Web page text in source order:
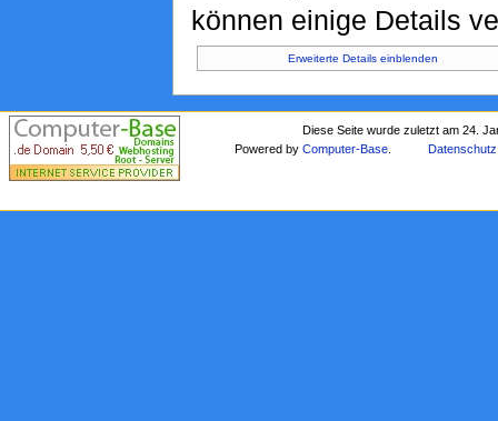
können einige Details
Erweiterte Details einblenden
Diese Seite wurde zuletzt am 24.
Powered byComputer-Base Datenschutz